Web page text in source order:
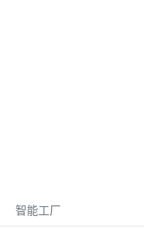
智能工厂